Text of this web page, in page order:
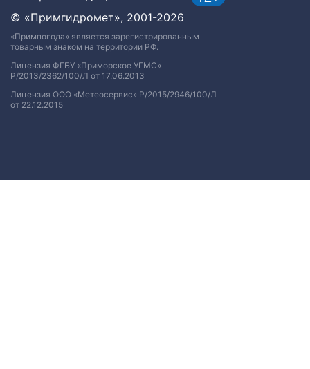
© «Примгидромет», 2001-2026
«Примпогода» является зарегистрированным
товарным знаком на территории РФ.
Лицензия ФГБУ «Приморское УГМС»
Р/2013/2362/100/Л от 17.06.2013
Лицензия ООО «Метеосервис» Р/2015/2946/100/Л
от 22.12.2015